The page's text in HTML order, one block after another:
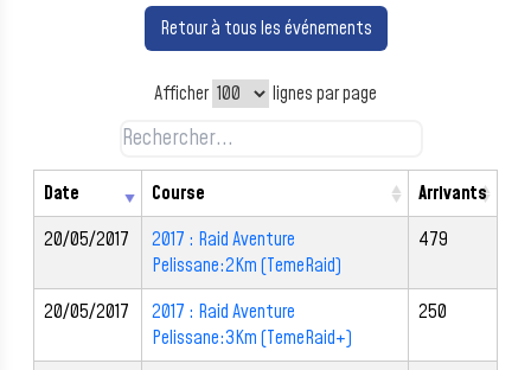
Retour à tous les événements
Afficher lignes par page
Date Course
Arrivants
20/05/2017
2017 : Raid Aventure
Pelissane:2Km (TemeRaid)
479
20/05/2017
2017 : Raid Aventure
Pelissane:3Km (TemeRaid+)
250